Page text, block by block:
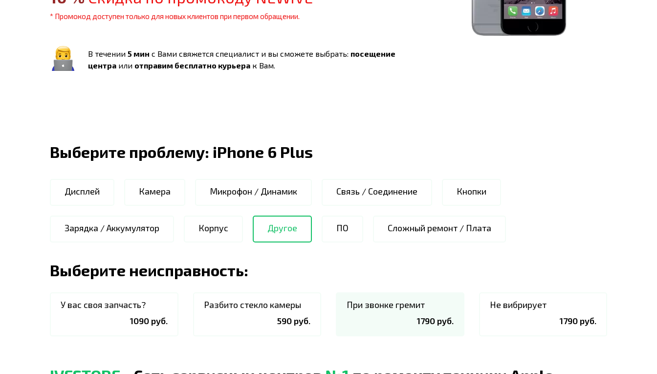
* Промокод доступен только для новых клиентов при первом обращении.
В течении 5 мин с Вами свяжется специалист и вы сможете выбрать: посещение
центра или отправим бесплатно курьера к Вам.
Выберите проблему: iPhone 6 Plus
Дисплей Камера Микрофон / Динамик Связь / Соединение Кнопки
Зарядка / Аккумулятор Корпус Другое ПО Сложный ремонт / Плата
Выберите неисправность:
У вас своя запчасть?
1090 руб.
Разбито стекло камеры
590 руб.
При звонке гремит
1790 руб.
Не вибрирует
1790 руб.